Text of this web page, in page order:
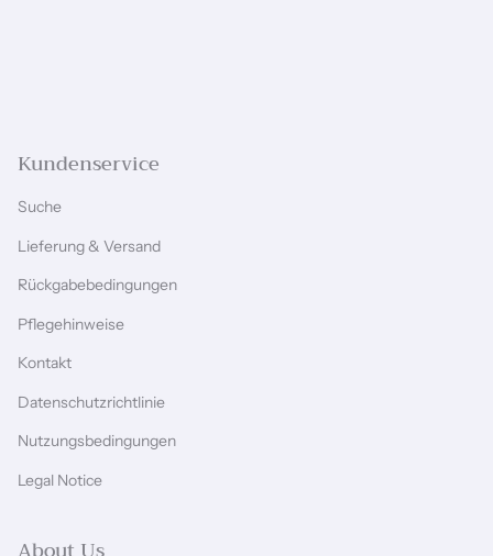
Kundenservice
Suche
Lieferung & Versand
Rückgabebedingungen
Pflegehinweise
Kontakt
Datenschutzrichtlinie
Nutzungsbedingungen
Legal Notice